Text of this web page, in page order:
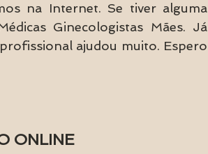
na Internet. Se tiver alguma
Ginecologistas Mães. Já
ajudou muito. Espero
ONLINE